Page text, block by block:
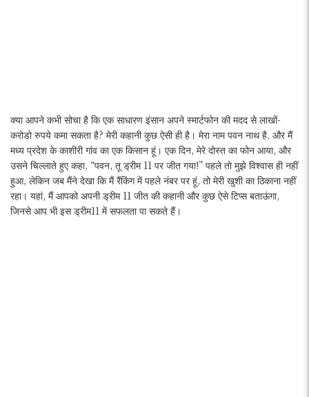
क्या आपने कभी सोचा है कि एक साधारण इंसान अपने स्मार्टफोन की मदद से लाखों-
करोडो रुपये कमा सकता है? मेरी कहानी कुछ ऐसी ही है। मेरा नाम पवन नाथ है, और मैं
मध्य प्रदेश के काशीरी गांव का एक किसान हूं। एक दिन, मेरे दोस्त का फोन आया, और
उसने चिल्लाते हुए कहा, “पवन, तू ड्रीम 11 पर जीत गया!” पहले तो मुझे विश्वास ही नहीं
हुआ, लेकिन जब मैंने देखा कि मैं रैंकिंग में पहले नंबर पर हूं, तो मेरी खुशी का ठिकाना नहीं
रहा। यहां, मैं आपको अपनी ड्रीम 11 जीत की कहानी और कुछ ऐसे टिप्स बताऊंगा,
जिनसे आप भी इस ड्रीम11 में सफलता पा सकते हैं।